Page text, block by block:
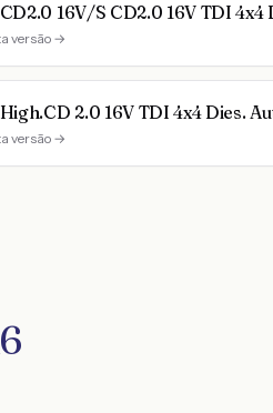
16V/S CD2.0 16V TDI 4x4
versão →
2.0 16V TDI 4x4 Dies.
versão →